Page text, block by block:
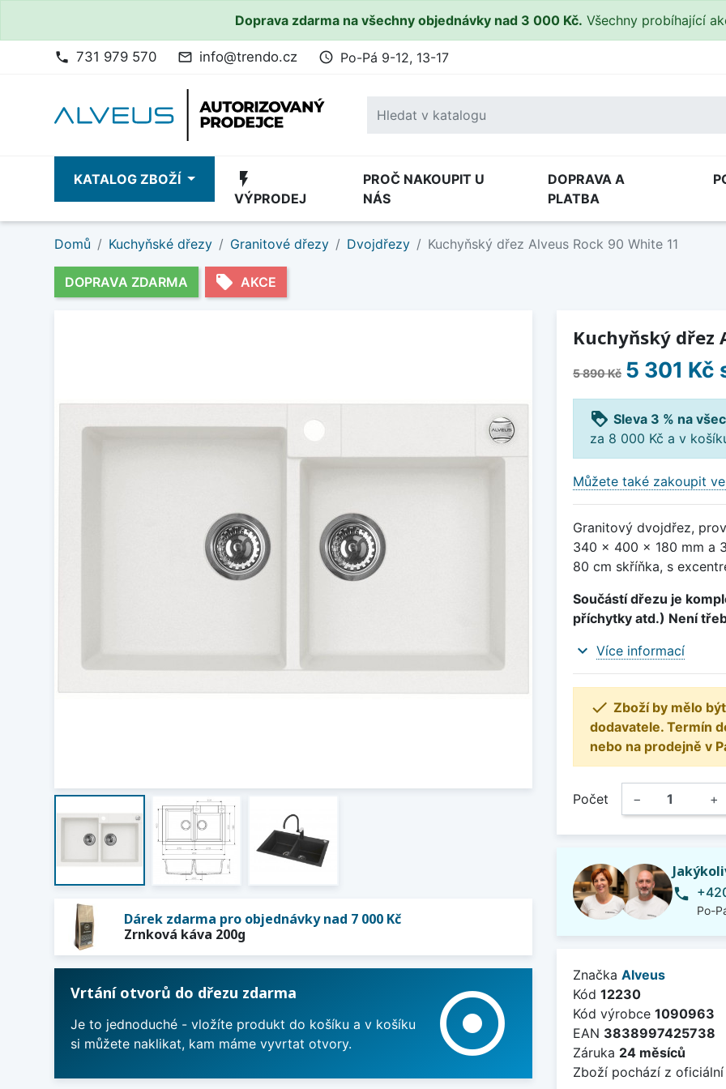
Doprava zdarma na všechny objednávky nad 3 000 Kč. Všechny probíhající
phone 731 979 570 mail_outline info@trendo.cz access_time Po-Pá 9-12, 13-17
KATALOG ZBOŽÍ flash_on
VÝPRODEJ
PROČ NAKOUPIT U
NÁS
DOPRAVA A
PLATBA
Domů Kuchyňské dřezy Granitové dřezy Dvojdřezy Kuchyňský dřez Alveus Rock 90 White 11
DOPRAVA ZDARMA local_offer AKCE
Dárek zdarma pro objednávky nad 7 000 Kč
Zrnková káva 200g
Vrtání otvorů do dřezu zdarma
Je to jednoduché - vložíte produkt do košíku a v košíku
si můžete naklikat, kam máme vyvrtat otvory.
adjust
Kuchyňský dřez
5 890 Kč 5 301 Kč
loyalty Sleva 3 % na
za 8 000 Kč a v
Můžete také zakoupit
Granitový dvojdřez,
340 x 400 x 180 mm a
80 cm skříňka, s
Součástí dřezu je
příchytky atd.) Není
expand_more Více informací
 Zboží by mělo
dodavatele. Termín
nebo na prodejně v
Počet − +
phone
Po-
Značka Alveus
Kód 12230
Kód výrobce 1090963
EAN 3838997425738
Záruka 24 měsíců
Zboží pochází z